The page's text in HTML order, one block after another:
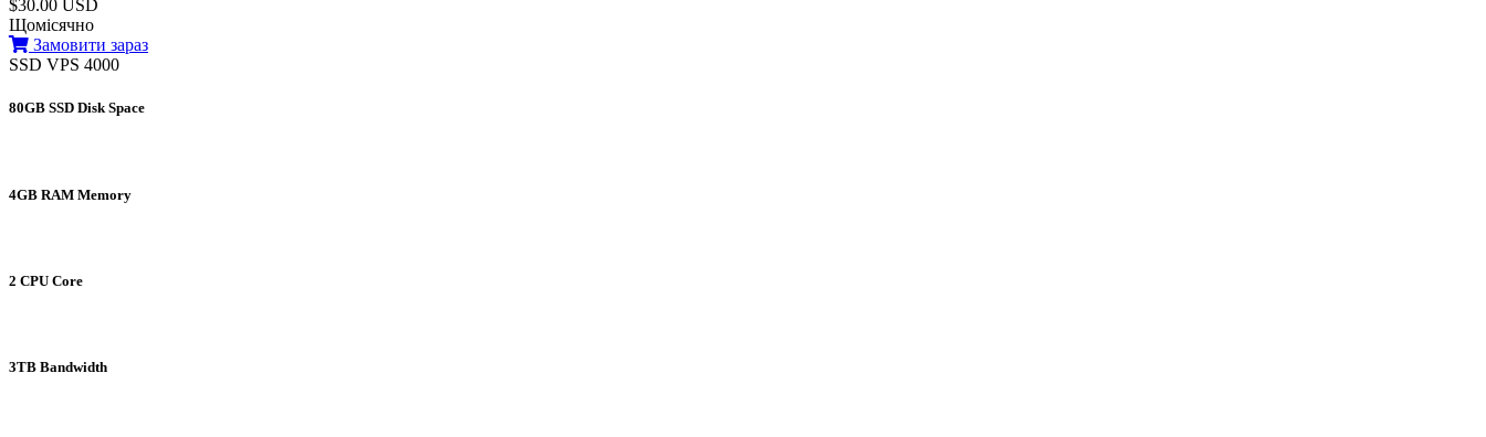
$30.00 USD
Щомісячно
Замовити зараз
SSD VPS 4000
80GB SSD Disk Space
4GB RAM Memory
2 CPU Core
3TB Bandwidth